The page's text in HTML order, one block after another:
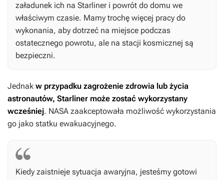
załadunek ich na Starliner i powrót do domu we
właściwym czasie. Mamy trochę więcej pracy do
wykonania, aby dotrzeć na miejsce podczas
ostatecznego powrotu, ale na stacji kosmicznej są
bezpieczni.
Jednak w przypadku zagrożenie zdrowia lub życia
astronautów, Starliner może zostać wykorzystany
wcześniej. NASA zaakceptowała możliwość wykorzystania
go jako statku ewakuacyjnego.
Kiedy zaistnieje sytuacja awaryjna, jesteśmy gotowi